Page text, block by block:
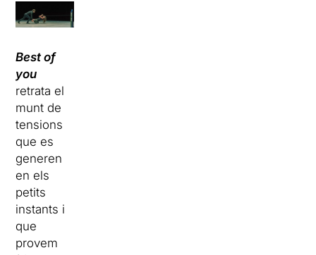
Best of
you
retrata el
munt de
tensions
que es
generen
en els
petits
instants i
que
provem